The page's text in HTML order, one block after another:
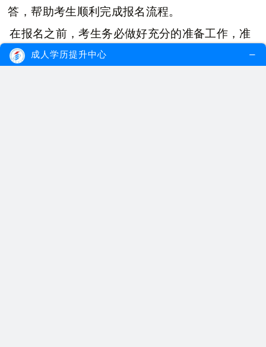
答，帮助考生顺利完成报名流程。
在报名之前，考生务必做好充分的准备工作，准
备好相关证件和资料，并按时完成报名和缴费。
成人学历提升中心